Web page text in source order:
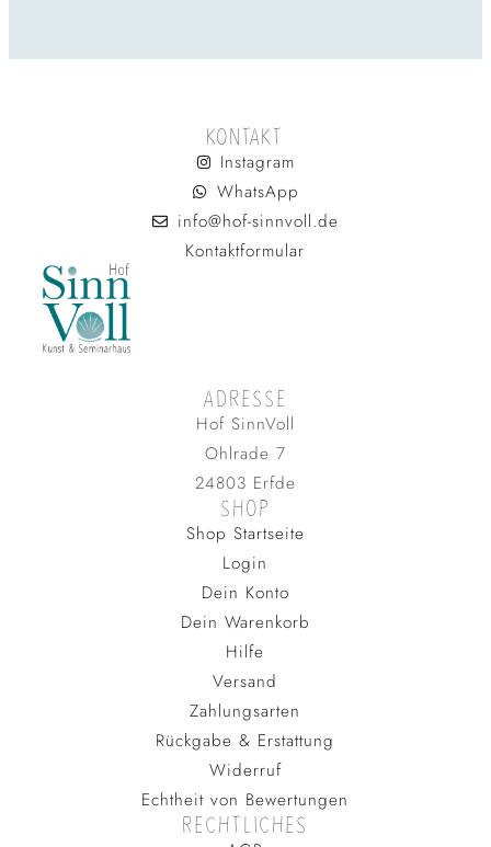
ADRESSE
Hof SinnVoll
Ohlrade 7
24803 Erfde
SHOP
Shop Startseite
Login
Dein Konto
Dein Warenkorb
Hilfe
Versand
Zahlungsarten
Rückgabe & Erstattung
Widerruf
Echtheit von Bewertungen
KONTAKT
Instagram
WhatsApp
info@hof-sinnvoll.de
Kontaktformular
RECHTLICHES